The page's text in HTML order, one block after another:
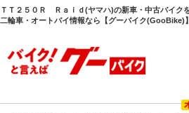
ＴＴ２５０Ｒ Ｒａｉｄ(ヤマハ)の新車・中古バイク
二輪車・オートバイ情報なら【グーバイク(GooBike)】